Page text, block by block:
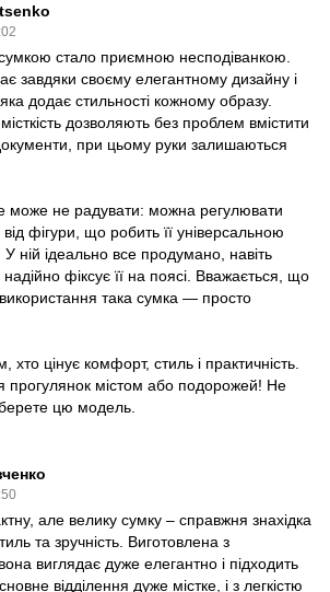
стало приємною несподіванкою.
завдяки своєму елегантному дизайну і
яка додає стильності кожному образу.
дозволяють без проблем вмістити
при цьому руки залишаються
може не радувати: можна регулювати
фігури, що робить її універсальною
У ній ідеально все продумано, навіть
фіксує її на поясі. Вважається, що
така сумка — просто
хто цінує комфорт, стиль і практичність.
прогулянок містом або подорожей! Не
цю модель.
але велику сумку – справжня знахідка
та зручність. Виготовлена з
виглядає дуже елегантно і підходить
відділення дуже містке, і з легкістю